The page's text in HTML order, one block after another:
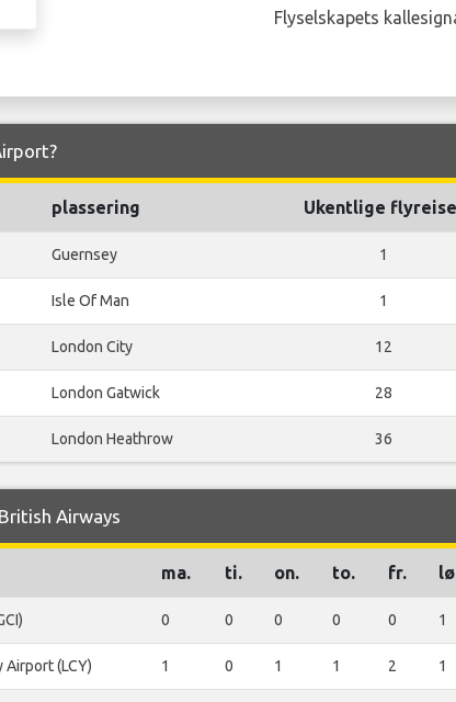
Flyselskapets
plassering Ukentlige
Guernsey 1
Isle Of Man 1
London City 12
London Gatwick 28
London Heathrow 36
Airways
ma. ti. on. to. fr.
0 0 0 0 0 1
Airport (LCY) 1 0 1 1 2 1